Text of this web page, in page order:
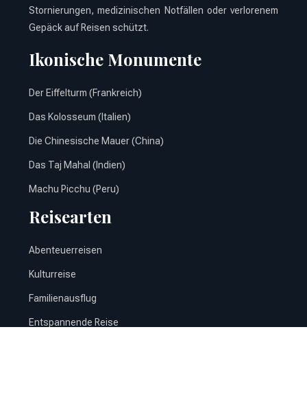
Stornierungen, medizinischen Notfällen oder verlorenem
Gepäck auf Reisen schützt.
Ikonische Monumente
Der Eiffelturm (Frankreich)
Das Kolosseum (Italien)
Die Chinesische Mauer (China)
Das Taj Mahal (Indien)
Machu Picchu (Peru)
Reisearten
Abenteuerreisen
Kulturreise
Familienausflug
Entspannende Reise